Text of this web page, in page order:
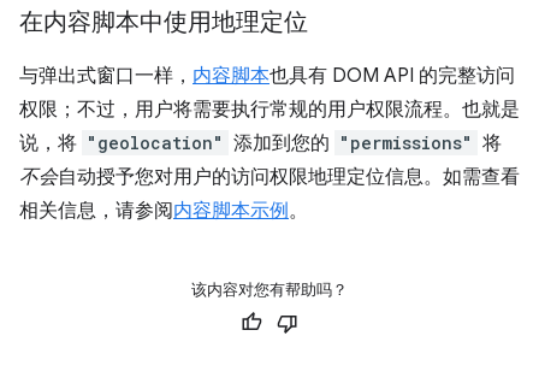
在内容脚本中使用地理定位
与弹出式窗口一样， 内容脚本也具有 DOM API 的完整访问
权限；不过，用户将需要执行常规的用户权限流程。也就是
说，将 "geolocation" 添加到您的 "permissions" 将
不会自动授予您对用户的访问权限地理定位信息。如需查看
相关信息，请参阅内容脚本示例。
该内容对您有帮助吗？